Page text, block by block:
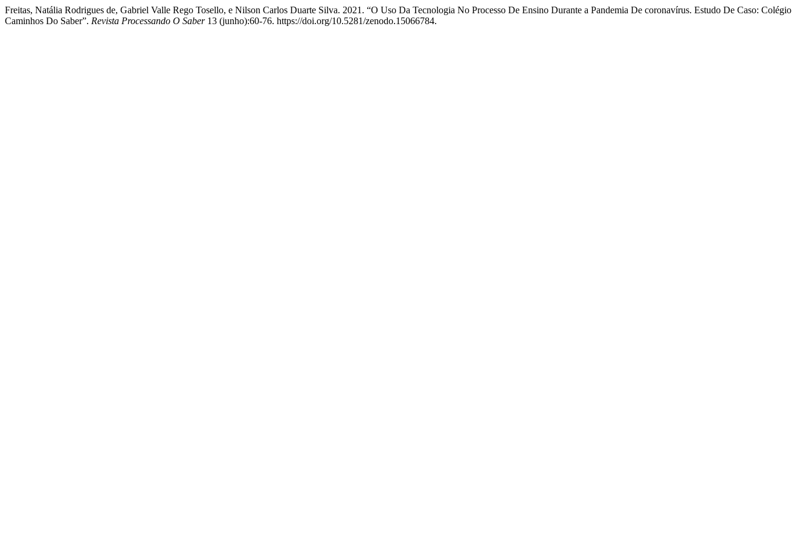
Freitas, Natália Rodrigues de, Gabriel Valle Rego Tosello, e Nilson Carlos Duarte Silva. 2021. “O Uso Da Tecnologia No Processo De Ensino Durante a Pandemia De coronavírus. Estudo De Caso: Colégio
Caminhos Do Saber”. Revista Processando O Saber13 (junho):60-76. https://doi.org/10.5281/zenodo.15066784.